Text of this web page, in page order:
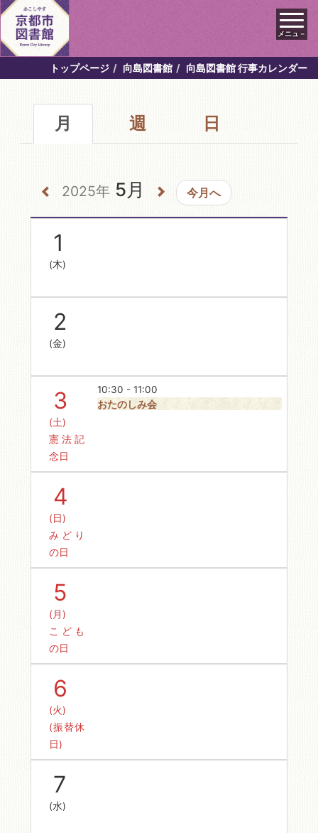
メニュ－
トップページ 向島図書館 向島図書館 行事カレンダー
月 週 日
2025年 5月 今月へ
1
(木)
2
(金)
3
(土)
憲法記
念日
10:30 - 11:00
おたのしみ会
4
(日)
みどり
の日
5
(月)
こども
の日
6
(火)
(振替休
日)
7
(水)